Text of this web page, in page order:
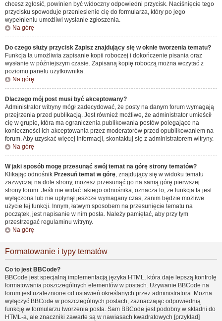
chcesz zgłosić, powinien być widoczny odpowiedni przycisk. Naciśnięcie tego
przycisku spowoduje przeniesienie cię do formularza, który po jego
wypełnieniu umożliwi wysłanie zgłoszenia.
Na górę
Do czego służy przycisk Zapisz znajdujący się w oknie tworzenia tematu?
Funkcja ta umożliwia zapisanie kopii roboczej i dokończenie pisania oraz
wysłanie w późniejszym czasie. Zapisaną kopię roboczą można wczytać z
poziomu panelu użytkownika.
Na górę
Dlaczego mój post musi być akceptowany?
Administrator witryny mógł zadecydować, że posty na danym forum wymagają
przejrzenia przed publikacją. Jest również możliwe, że administrator umieścił
cię w grupie, która ma ograniczenia publikowania postów polegające na
konieczności ich akceptowania przez moderatorów przed opublikowaniem na
forum. Aby uzyskać więcej informacji, skontaktuj się z administratorem witryny.
Na górę
W jaki sposób mogę przesunąć swój temat na górę strony tematów?
Klikając odnośnik Przesuń temat w górę, znajdujący się w widoku tematu
zazwyczaj na dole strony, możesz przesunąć go na samą górę pierwszej
strony forum. Jeśli nie widać takiego odnośnika, oznacza to, że funkcja ta jest
wyłączona lub nie upłynął jeszcze wymagany czas, zanim będzie możliwe
użycie tej funkcji. Innym, łatwym sposobem na przesunięcie tematu na
początek, jest napisanie w nim posta. Należy pamiętać, aby przy tym
przestrzegać regulaminu witryny.
Na górę
Formatowanie i typy tematów
Co to jest BBCode?
BBCode jest specjalną implementacją języka HTML, która daje lepszą kontrolę
formatowania poszczególnych elementów w postach. Używanie BBCode na
forum jest uzależnione od ustawień określanych przez administratora. Można
wyłączyć BBCode w poszczególnych postach, zaznaczając odpowiednią
funkcję w formularzu tworzenia posta. Sam BBCode jest podobny w składni do
HTML-a, ale znaczniki zawarte są w nawiasach kwadratowych [przykład]